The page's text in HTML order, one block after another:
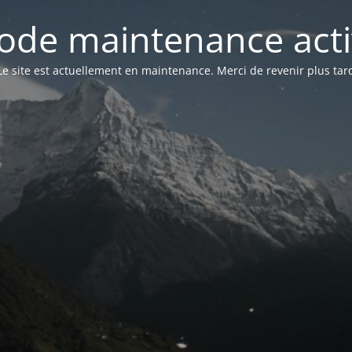
maintenance
site est actuellement en maintenance. Merci de revenir plus